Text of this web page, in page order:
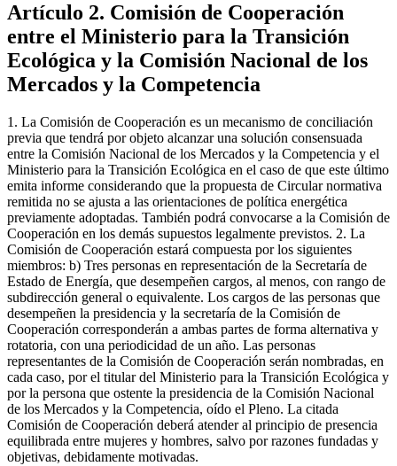
Artículo 2. Comisión de Cooperación
entre el Ministerio para la Transición
Ecológica y la Comisión Nacional de los
Mercados y la Competencia
1. La Comisión de Cooperación es un mecanismo de conciliación
previa que tendrá por objeto alcanzar una solución consensuada
entre la Comisión Nacional de los Mercados y la Competencia y el
Ministerio para la Transición Ecológica en el caso de que este último
emita informe considerando que la propuesta de Circular normativa
remitida no se ajusta a las orientaciones de política energética
previamente adoptadas. También podrá convocarse a la Comisión de
Cooperación en los demás supuestos legalmente previstos. 2. La
Comisión de Cooperación estará compuesta por los siguientes
miembros: b) Tres personas en representación de la Secretaría de
Estado de Energía, que desempeñen cargos, al menos, con rango de
subdirección general o equivalente. Los cargos de las personas que
desempeñen la presidencia y la secretaría de la Comisión de
Cooperación corresponderán a ambas partes de forma alternativa y
rotatoria, con una periodicidad de un año. Las personas
representantes de la Comisión de Cooperación serán nombradas, en
cada caso, por el titular del Ministerio para la Transición Ecológica y
por la persona que ostente la presidencia de la Comisión Nacional
de los Mercados y la Competencia, oído el Pleno. La citada
Comisión de Cooperación deberá atender al principio de presencia
equilibrada entre mujeres y hombres, salvo por razones fundadas y
objetivas, debidamente motivadas.